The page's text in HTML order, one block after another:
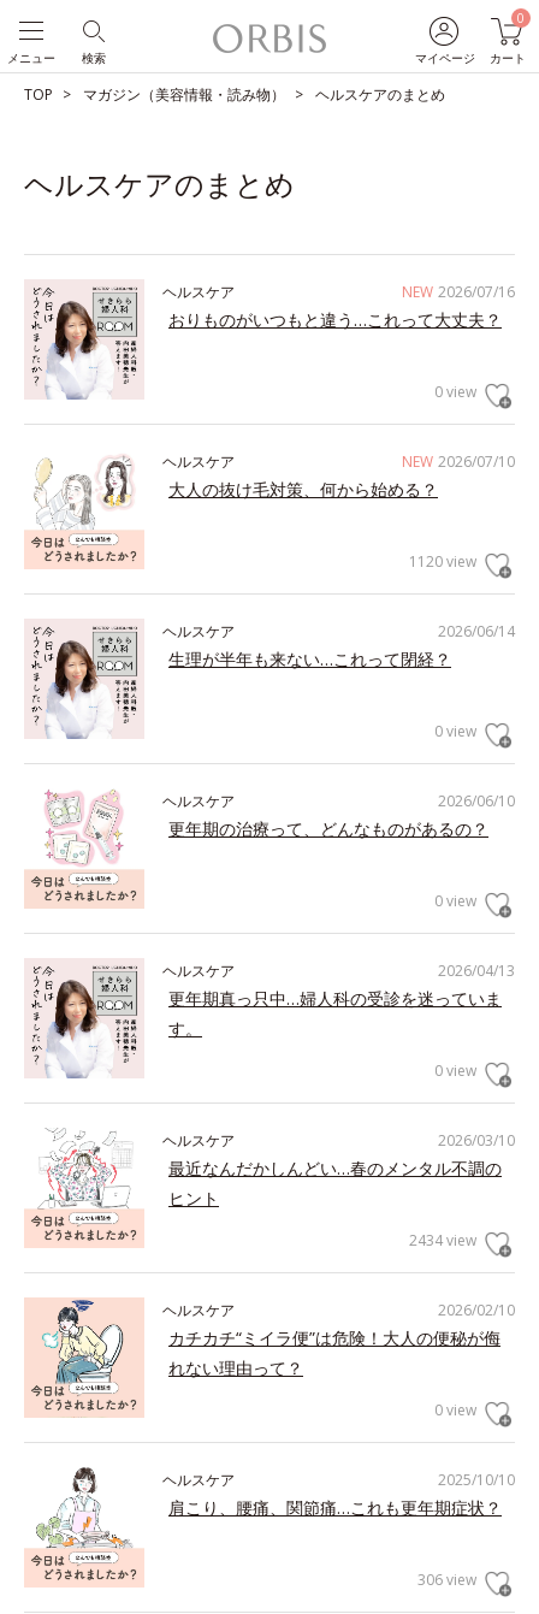
マイページ
0
カート
検索
メニュー
TOP マガジン（美容情報・読み物） ヘルスケアのまとめ
ヘルスケアのまとめ
NEW 2026/07/16
ヘルスケア
おりものがいつもと違う…これって大丈夫？
0 view
NEW 2026/07/10
ヘルスケア
大人の抜け毛対策、何から始める？
1120 view
2026/06/14
ヘルスケア
生理が半年も来ない…これって閉経？
0 view
2026/06/10
ヘルスケア
更年期の治療って、どんなものがあるの？
0 view
2026/04/13
ヘルスケア
更年期真っ只中…婦人科の受診を迷っていま
す。
0 view
2026/03/10
ヘルスケア
最近なんだかしんどい…春のメンタル不調の
ヒント
2434 view
2026/02/10
ヘルスケア
カチカチ“ミイラ便”は危険！大人の便秘が侮
れない理由って？
0 view
2025/10/10
ヘルスケア
肩こり、腰痛、関節痛…これも更年期症状？
306 view